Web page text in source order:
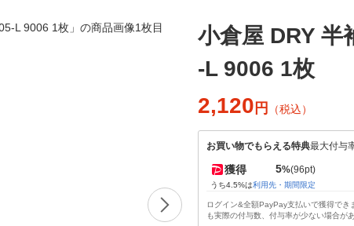
小倉屋 DRY 半
-L 9006 1枚
2,120 円 （税込）
お買い物でもらえる特典最大付与
獲得 5%(96pt)
うち4.5%は利用先・期間限定
ログイン&全額PayPay支払いで獲得でき
も実際の付与数、付与率が少ない場合が